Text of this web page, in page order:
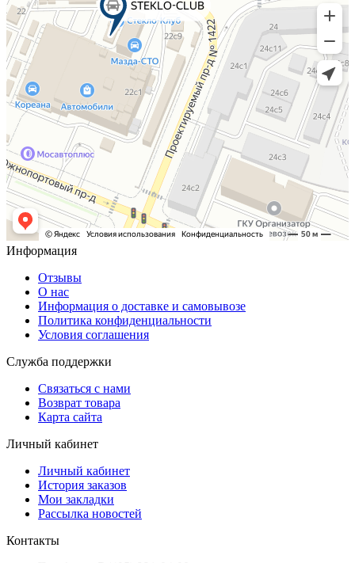
Информация
Отзывы
О нас
Информация о доставке и самовывозе
Политика конфиденциальности
Условия соглашения
Служба поддержки
Связаться с нами
Возврат товара
Карта сайта
Личный кабинет
Личный кабинет
История заказов
Мои закладки
Рассылка новостей
Контакты